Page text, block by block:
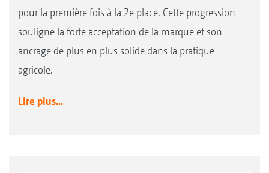
pour la première fois à la 2e place. Cette progression
souligne la forte acceptation de la marque et son
ancrage de plus en plus solide dans la pratique
agricole.
Lire plus...